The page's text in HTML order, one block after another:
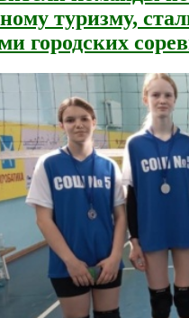
туризму,
городских